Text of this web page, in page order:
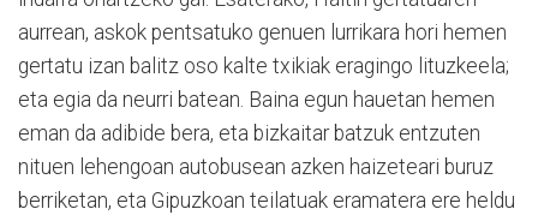
aurrean, askok pentsatuko genuen lurrikara hori hemen
gertatu izan balitz oso kalte txikiak eragingo lituzkeela;
eta egia da neurri batean. Baina egun hauetan hemen
eman da adibide bera, eta bizkaitar batzuk entzuten
nituen lehengoan autobusean azken haizeteari buruz
berriketan, eta Gipuzkoan teilatuak eramatera ere heldu